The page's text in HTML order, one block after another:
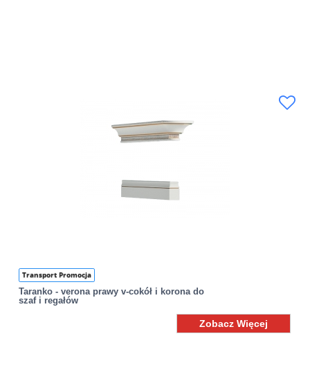
Transport Promocja
Taranko - verona prawy v-cokół i korona do
szaf i regałów
Zobacz Więcej